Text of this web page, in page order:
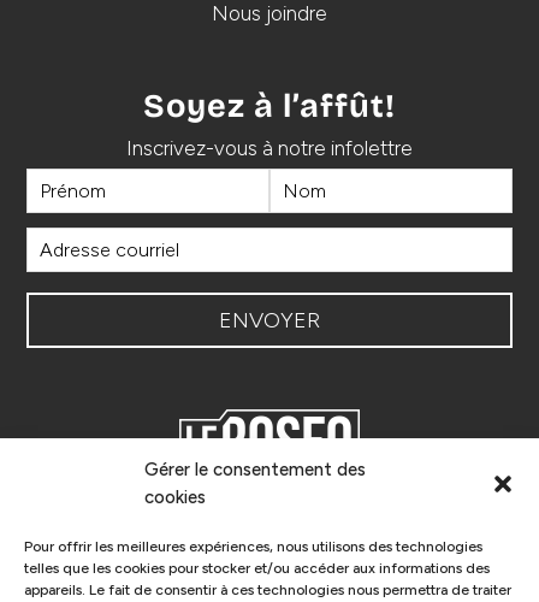
Gérer le consentement des
cookies
Pour offrir les meilleures expériences, nous utilisons des technologies
telles que les cookies pour stocker et/ou accéder aux informations des
appareils. Le fait de consentir à ces technologies nous permettra de traiter
Nous joindre
Soyez à l’affût!
Inscrivez-vous à notre infolettre
Le ROSEQ, Le Réseau des Organisateurs de
Spectacles de l’Est du Québec, est un réseau de
diffuseurs pluridisciplinaires qui donne des services à
ses membres pour favoriser l’accueil et la circulation